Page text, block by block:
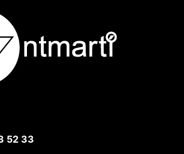
52 33